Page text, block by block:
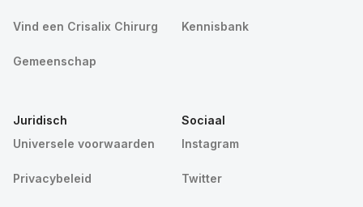
Vind een Crisalix Chirurg
Gemeenschap
Kennisbank
Juridisch
Universele voorwaarden
Privacybeleid
Sociaal
Instagram
Twitter